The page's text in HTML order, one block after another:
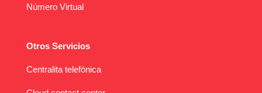
Número Virtual
Otros Servicios
Centralita telefónica